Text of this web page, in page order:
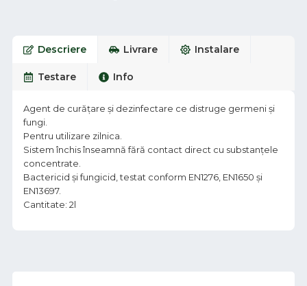
Descriere Livrare Instalare
Testare Info
Agent de curățare și dezinfectare ce distruge germeni și
fungi.
Pentru utilizare zilnica.
Sistem închis înseamnă fără contact direct cu substanțele
concentrate.
Bactericid și fungicid, testat conform EN1276, EN1650 și
EN13697.
Cantitate: 2l